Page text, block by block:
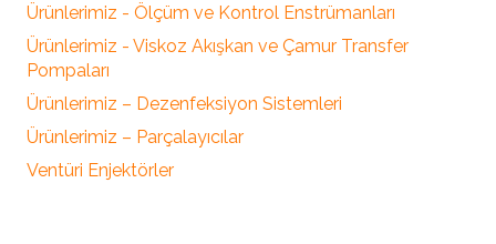
Ürünlerimiz - Ölçüm ve Kontrol Enstrümanları
Ürünlerimiz - Viskoz Akışkan ve Çamur Transfer
Pompaları
Ürünlerimiz – Dezenfeksiyon Sistemleri
Ürünlerimiz – Parçalayıcılar
Ventüri Enjektörler